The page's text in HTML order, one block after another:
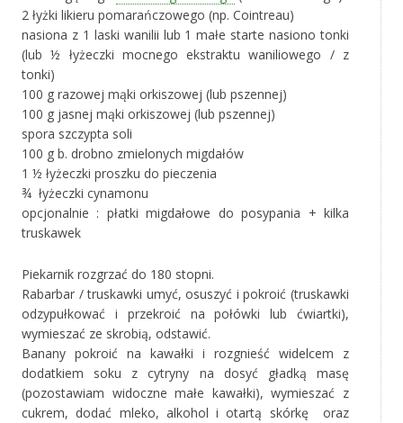
2 łyżki likieru pomarańczowego (np. Cointreau)
nasiona z 1 laski wanilii lub 1 małe starte nasiono tonki
(lub ½ łyżeczki mocnego ekstraktu waniliowego / z
tonki)
100 g razowej mąki orkiszowej (lub pszennej)
100 g jasnej mąki orkiszowej (lub pszennej)
spora szczypta soli
100 g b. drobno zmielonych migdałów
1 ½ łyżeczki proszku do pieczenia
¾ łyżeczki cynamonu
opcjonalnie : płatki migdałowe do posypania + kilka
truskawek
Piekarnik rozgrzać do 180 stopni.
Rabarbar / truskawki umyć, osuszyć i pokroić (truskawki
odzypułkować i przekroić na połówki lub ćwiartki),
wymieszać ze skrobią, odstawić.
Banany pokroić na kawałki i rozgnieść widelcem z
dodatkiem soku z cytryny na dosyć gładką masę
(pozostawiam widoczne małe kawałki), wymieszać z
cukrem, dodać mleko, alkohol i otartą skórkę oraz